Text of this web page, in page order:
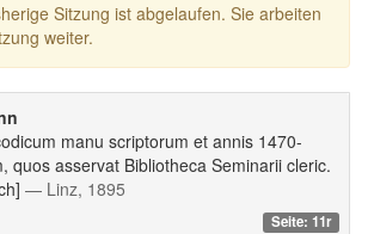
Sitzung ist abgelaufen. Sie arbeiten
weiter.
manu scriptorum et annis 1470-
quos asservat Bibliotheca Seminarii cleric.
— Linz, 1895
Seite: 11r